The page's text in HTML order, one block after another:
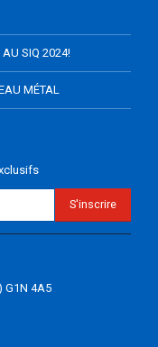
AU SIQ 2024!
MÉTAL
G1N 4A5